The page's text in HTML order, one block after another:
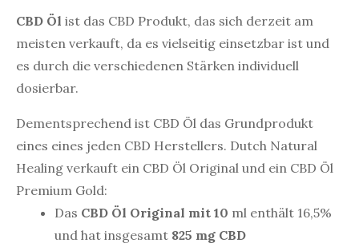
CBD Öl ist das CBD Produkt, das sich derzeit am
meisten verkauft, da es vielseitig einsetzbar ist und
es durch die verschiedenen Stärken individuell
dosierbar.
Dementsprechend ist CBD Öl das Grundprodukt
eines eines jeden CBD Herstellers. Dutch Natural
Healing verkauft ein CBD Öl Original und ein CBD Öl
Premium Gold:
Das CBD Öl Original mit 10 ml enthält 16,5%
und hat insgesamt 825 mg CBD